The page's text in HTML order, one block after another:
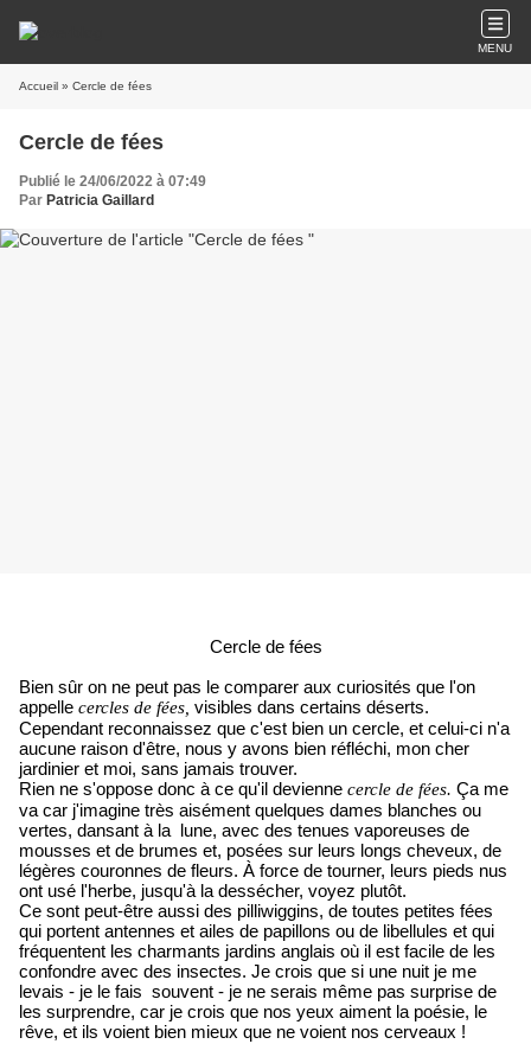
MENU
Accueil » Cercle de fées
Cercle de fées
Publié le 24/06/2022 à 07:49
Par Patricia Gaillard
Cercle de fées
Bien sûr on ne peut pas le comparer aux curiosités que l'on
appelle cercles de fées, visibles dans certains déserts.
Cependant reconnaissez que c'est bien un cercle, et celui-ci n'a
aucune raison d'être, nous y avons bien réfléchi, mon cher
jardinier et moi, sans jamais trouver.
Rien ne s'oppose donc à ce qu'il devienne cercle de fées. Ça me
va car j'imagine très aisément quelques dames blanches ou
vertes, dansant à la lune, avec des tenues vaporeuses de
mousses et de brumes et, posées sur leurs longs cheveux, de
légères couronnes de fleurs. À force de tourner, leurs pieds nus
ont usé l'herbe, jusqu'à la dessécher, voyez plutôt.
Ce sont peut-être aussi des pilliwiggins, de toutes petites fées
qui portent antennes et ailes de papillons ou de libellules et qui
fréquentent les charmants jardins anglais où il est facile de les
confondre avec des insectes. Je crois que si une nuit je me
levais - je le fais souvent - je ne serais même pas surprise de
les surprendre, car je crois que nos yeux aiment la poésie, le
rêve, et ils voient bien mieux que ne voient nos cerveaux !